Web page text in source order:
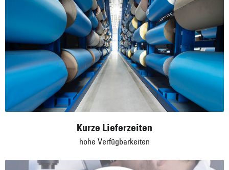
Zertifizierte Sicherheit